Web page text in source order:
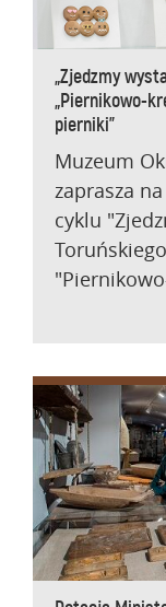
„Zjedzmy
„Piernikowo-
pierniki”
Muzeum
zaprasza
cyklu